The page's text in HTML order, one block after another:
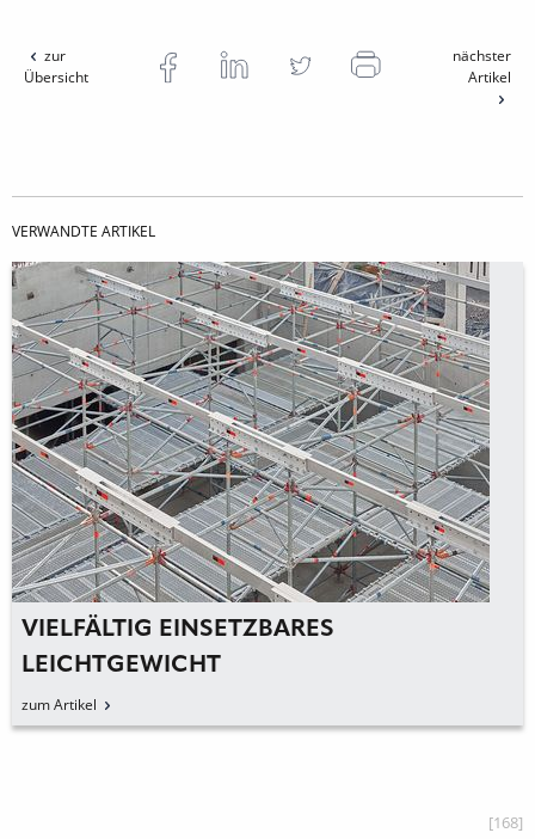
zur
Übersicht
nächster
Artikel
VERWANDTE ARTIKEL
VIELFÄLTIG EINSETZBARES
LEICHTGEWICHT
zum Artikel
[168]